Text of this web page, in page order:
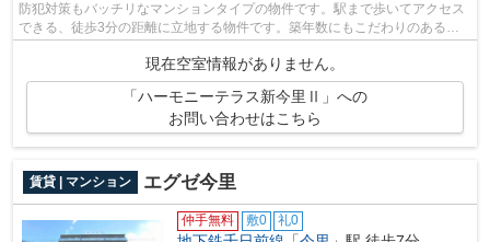
防犯対策もバッチリなマンションタイプの物件です。駅まで歩いてアクセス
できる、徒歩3分の距離に立地する物件です。築年数にもこだわりのある
現在空室情報がありません。
「ハーモニーテラス新今里Ⅱ」への
お問い合わせはこちら
賃貸 | マンション エグゼ今里
仲手無料 敷0 礼0